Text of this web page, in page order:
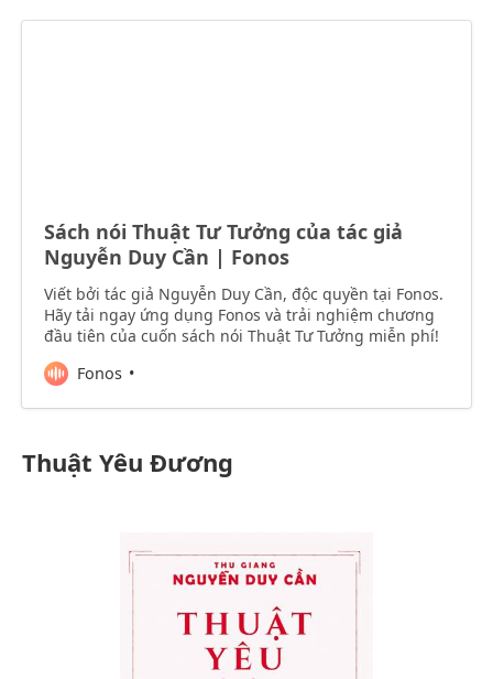
Sách nói Thuật Tư Tưởng của tác giả
Nguyễn Duy Cần | Fonos
Viết bởi tác giả Nguyễn Duy Cần, độc quyền tại Fonos.
Hãy tải ngay ứng dụng Fonos và trải nghiệm chương
đầu tiên của cuốn sách nói Thuật Tư Tưởng miễn phí!
Fonos
Thuật Yêu Đương